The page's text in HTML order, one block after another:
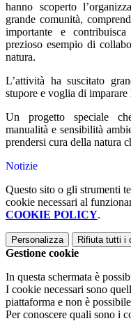
hanno scoperto
grande comunità,
importante e
prezioso esempio di
natura.
L’attività ha suscitato
stupore e voglia di
Un progetto speciale
manualità e sensibilità
prendersi cura della natura
Notizie
Questo sito o gli strumenti
cookie necessari al
COOKIE POLICY.
Personalizza Rifiuta tutti i
Gestione cookie
In questa schermata è
I cookie necessari sono
piattaforma e non è
Per conoscere quali sono i